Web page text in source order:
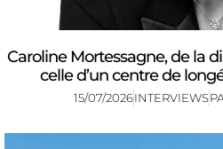
Caroline Mortessagne, de la
celle d’un centre de
15/07/2026INTERVIEWS